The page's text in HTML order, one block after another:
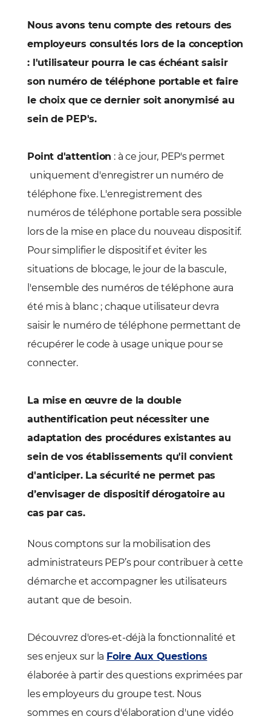
Nous avons tenu compte des retours des
employeurs consultés lors de la conception
: l'utilisateur pourra le cas échéant saisir
son numéro de téléphone portable et faire
le choix que ce dernier soit anonymisé au
sein de PEP's.
Point d'attention : à ce jour, PEP's permet
uniquement d'enregistrer un numéro de
téléphone fixe. L'enregistrement des
numéros de téléphone portable sera possible
lors de la mise en place du nouveau dispositif.
Pour simplifier le dispositif et éviter les
situations de blocage, le jour de la bascule,
l'ensemble des numéros de téléphone aura
été mis à blanc ; chaque utilisateur devra
saisir le numéro de téléphone permettant de
récupérer le code à usage unique pour se
connecter.
La mise en œuvre de la double
authentification peut nécessiter une
adaptation des procédures existantes au
sein de vos établissements qu'il convient
d'anticiper. La sécurité ne permet pas
d’envisager de dispositif dérogatoire au
cas par cas.
Nous comptons sur la mobilisation des
administrateurs PEP’s pour contribuer à cette
démarche et accompagner les utilisateurs
autant que de besoin.
Découvrez d'ores-et-déjà la fonctionnalité et
ses enjeux sur la Foire Aux Questions
élaborée à partir des questions exprimées par
les employeurs du groupe test. Nous
sommes en cours d'élaboration d'une vidéo